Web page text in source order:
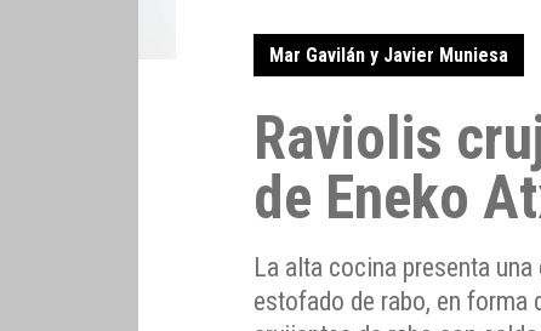
Mar Gavilán y Javier Muniesa
Raviolis
de Eneko
La alta cocina presenta
estofado de rabo, en